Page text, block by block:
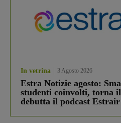
In vetrina 3 Agosto 2026
Estra Notizie agosto:
studenti coinvolti, torna
debutta il podcast Estrair